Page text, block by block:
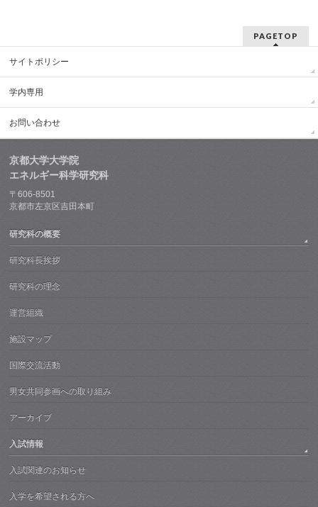
PAGETOP
サイトポリシー
学内専用
お問い合わせ
京都大学大学院
エネルギー科学研究科
〒606-8501
京都市左京区吉田本町
研究科の概要
研究科長挨拶
研究科の理念
運営組織
施設マップ
国際交流活動
男女共同参画への取り組み
アーカイブ
入試情報
入試関連のお知らせ
入学を希望される方へ